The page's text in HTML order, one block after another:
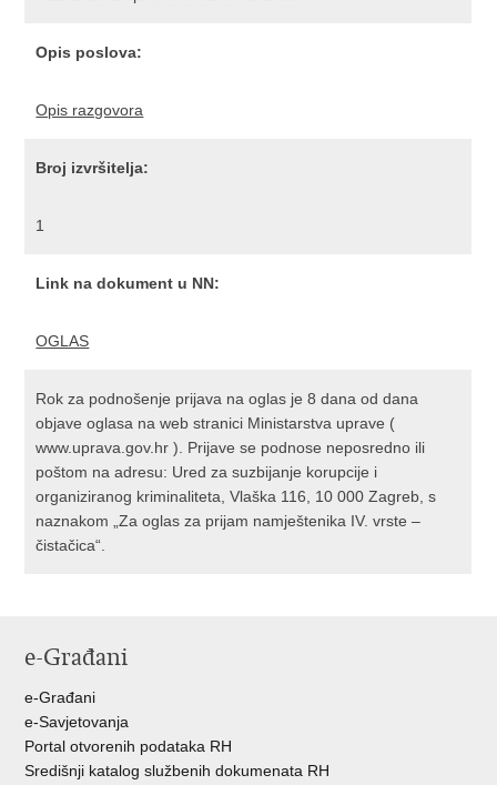
Opis poslova:
Opis razgovora
Broj izvršitelja:
1
Link na dokument u NN:
OGLAS
Rok za podnošenje prijava na oglas je 8 dana od dana
objave oglasa na web stranici Ministarstva uprave (
www.uprava.gov.hr ). Prijave se podnose neposredno ili
poštom na adresu: Ured za suzbijanje korupcije i
organiziranog kriminaliteta, Vlaška 116, 10 000 Zagreb, s
naznakom „Za oglas za prijam namještenika IV. vrste –
čistačica“.
e-Građani
e-Građani
e-Savjetovanja
Portal otvorenih podataka RH
Središnji katalog službenih dokumenata RH